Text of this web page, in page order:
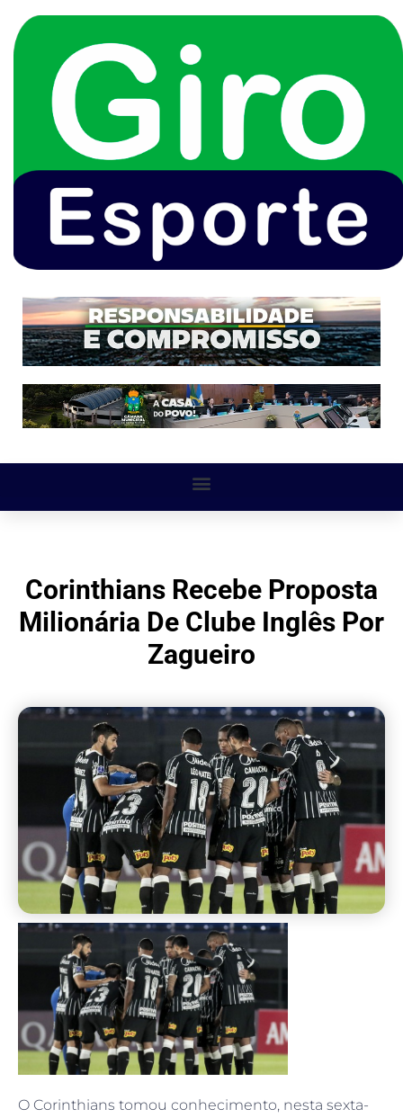
Corinthians Recebe Proposta
Milionária De Clube Inglês Por
Zagueiro
O Corinthians tomou conhecimento, nesta sexta-